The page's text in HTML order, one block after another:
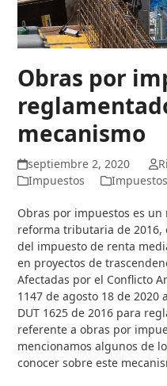
Obras por
mecanismo
septiembre 2, 2020
Impuestos
Impuestos
Obras por impuestos es
reforma tributaria de
del impuesto de renta
en proyectos de
Afectadas por el Conflicto
1147 de agosto 18 de
DUT 1625 de 2016 para
referente a obras por
mencionamos algunos de
conocer sobre este